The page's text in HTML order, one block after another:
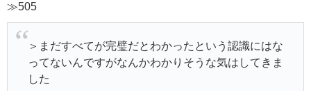
≫505
＞まだすべてが完璧だとわかったという認識にはな
ってないんですがなんかわかりそうな気はしてきま
した